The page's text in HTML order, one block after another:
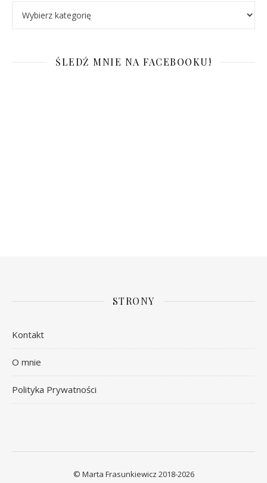
ŚLEDŹ MNIE NA FACEBOOKU!
STRONY
Kontakt
O mnie
Polityka Prywatności
© Marta Frasunkiewicz 2018-2026